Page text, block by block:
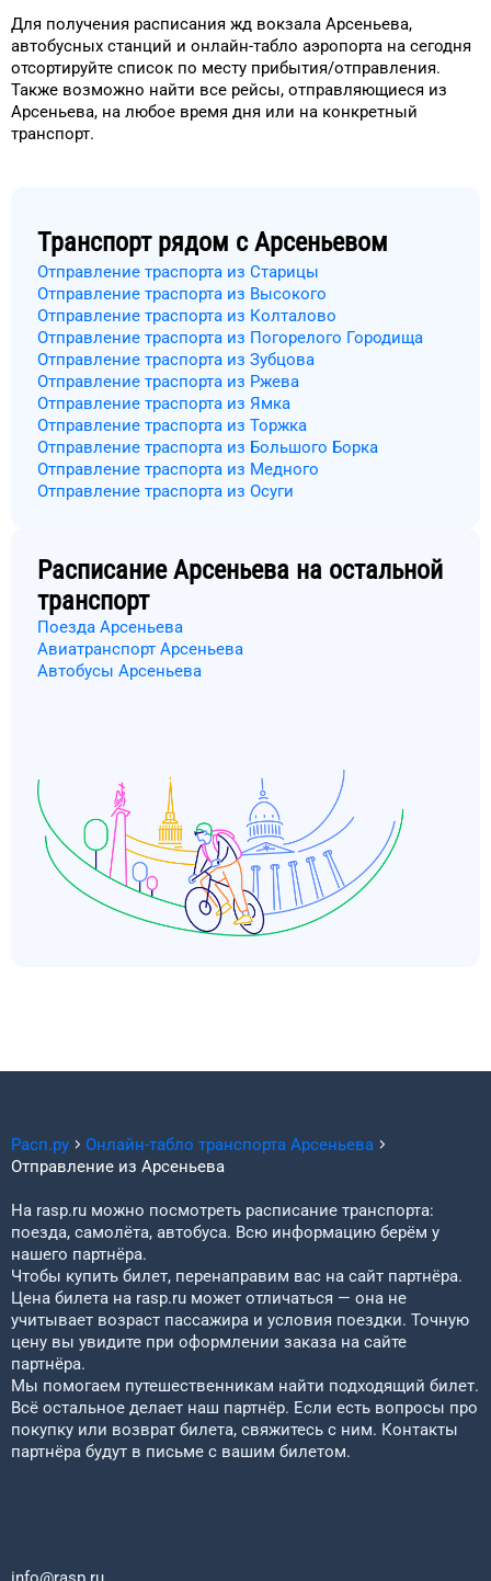
Для получения расписания жд вокзала Арсеньева,
автобусных станций и онлайн-табло аэропорта на сегодня
отсортируйте список по месту прибытия/отправления.
Также возможно найти все рейсы, отправляющиеся из
Арсеньева, на любое время дня или на конкретный
транспорт.
Транспорт рядом с Арсеньевом
Отправление траспорта из Старицы
Отправление траспорта из Высокого
Отправление траспорта из Колталово
Отправление траспорта из Погорелого Городища
Отправление траспорта из Зубцова
Отправление траспорта из Ржева
Отправление траспорта из Ямка
Отправление траспорта из Торжка
Отправление траспорта из Большого Борка
Отправление траспорта из Медного
Отправление траспорта из Осуги
РасписаниеАрсеньева на остальной
транспорт
Поезда Арсеньева
Авиатранспорт Арсеньева
Автобусы Арсеньева
Расп.ру Онлайн-табло транспорта Арсеньева
Отправление из Арсеньева
На rasp.ru можно посмотреть расписание транспорта:
поезда, самолёта, автобуса. Всю информацию берём у
нашего партнёра.
Чтобы купить билет, перенаправим вас на сайт партнёра.
Цена билета на rasp.ru может отличаться — она не
учитывает возраст пассажира и условия поездки. Точную
цену вы увидите при оформлении заказа на сайте
партнёра.
Мы помогаем путешественникам найти подходящий билет.
Всё остальное делает наш партнёр. Если есть вопросы про
покупку или возврат билета, свяжитесь с ним. Контакты
партнёра будут в письме с вашим билетом.